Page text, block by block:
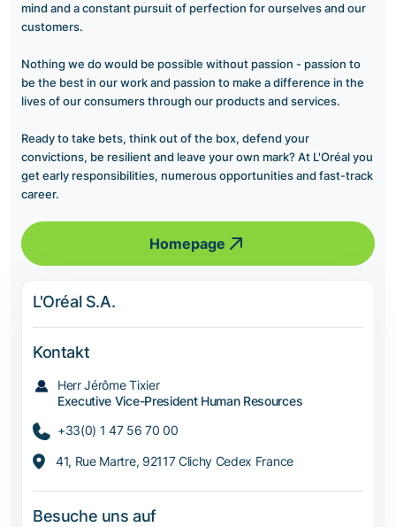
mind and a constant pursuit of perfection for ourselves and our
customers.
Nothing we do would be possible without passion - passion to
be the best in our work and passion to make a difference in the
lives of our consumers through our products and services.
Ready to take bets, think out of the box, defend your
convictions, be resilient and leave your own mark? At L'Oréal you
get early responsibilities, numerous opportunities and fast-track
career.
Homepage
L'Oréal S.A.
Kontakt
Herr Jérôme Tixier
Executive Vice-President Human Resources
+33(0) 1 47 56 70 00
41, Rue Martre, 92117 Clichy Cedex France
Besuche uns auf